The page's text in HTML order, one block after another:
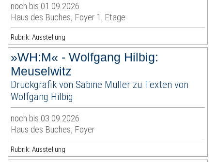
noch bis 01.09.2026
Haus des Buches, Foyer 1. Etage
Rubrik: Ausstellung
»WH:M« - Wolfgang Hilbig:
Meuselwitz
Druckgrafik von Sabine Müller zu Texten von
Wolfgang Hilbig
noch bis 03.09.2026
Haus des Buches, Foyer
Rubrik: Ausstellung